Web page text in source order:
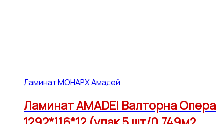
Ламинат МОНАРХ Амадей
Ламинат AMADEI Валторна Опера